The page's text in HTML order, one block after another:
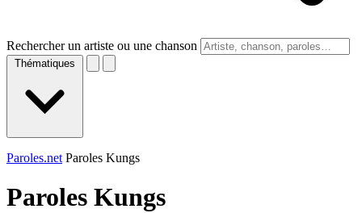
Rechercher un artiste ou une chanson
Thématiques
Paroles.net Paroles Kungs
Paroles Kungs